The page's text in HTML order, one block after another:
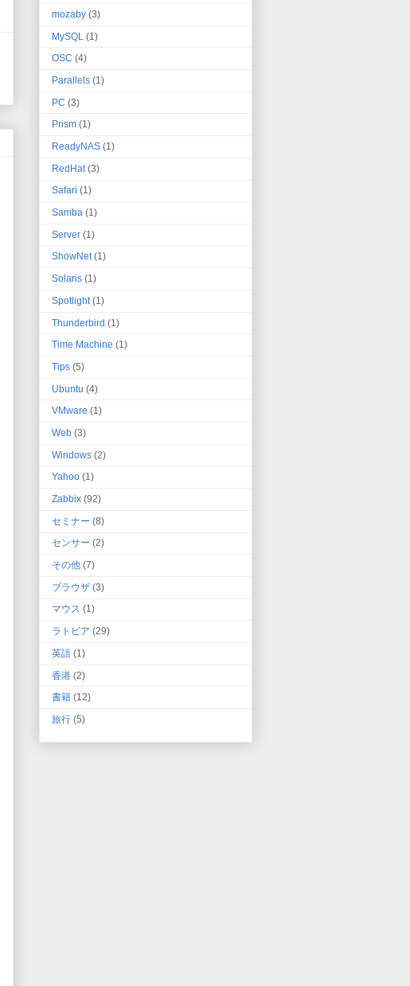
mozaby (3)
MySQL (1)
OSC (4)
Parallels (1)
PC (3)
Prism (1)
ReadyNAS (1)
RedHat (3)
Safari (1)
Samba (1)
Server (1)
ShowNet (1)
Solaris (1)
Spotlight (1)
Thunderbird (1)
Time Machine (1)
Tips (5)
Ubuntu (4)
VMware (1)
Web (3)
Windows (2)
Yahoo (1)
Zabbix (92)
セミナー (8)
センサー (2)
その他 (7)
ブラウザ (3)
マウス (1)
ラトビア (29)
英語 (1)
香港 (2)
書籍 (12)
旅行 (5)